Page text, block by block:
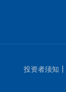
投资者须知